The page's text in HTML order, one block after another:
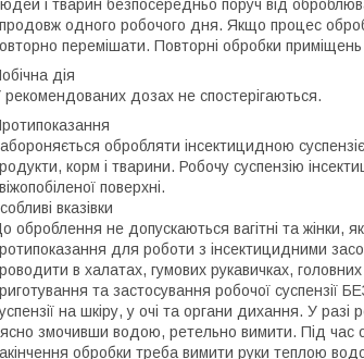
і тварин безпосередньо поруч від
одного робочого дня. Якщо процес
перемішати. Повторні обробки
дія
рекомендованих дозах не спостерігаються.
обробляти інсектицидною
корм і тварини. Робочу суспензію
поверхні.
вказівки
оброблення не допускаються вагітні та жінки,
для роботи з інсектицидними
в халатах, гумових рукавичках,
та застосування робочої
на шкіру, у очі та органи дихання. У разі
змочивши водою, ретельно вимити. Під час
обробки треба вимити руки теплою